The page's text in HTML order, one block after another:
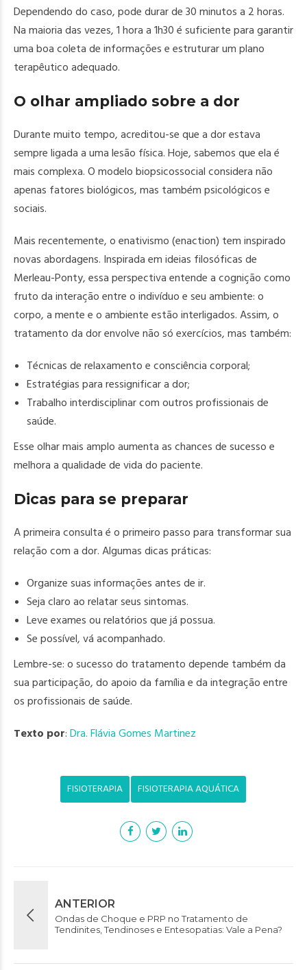
Dependendo do caso, pode durar de 30 minutos a 2 horas.
Na maioria das vezes, 1 hora a 1h30 é suficiente para garantir
uma boa coleta de informações e estruturar um plano
terapêutico adequado.
O olhar ampliado sobre a dor
Durante muito tempo, acreditou-se que a dor estava
sempre ligada a uma lesão física. Hoje, sabemos que ela é
mais complexa. O modelo biopsicossocial considera não
apenas fatores biológicos, mas também psicológicos e
sociais.
Mais recentemente, o enativismo (enaction) tem inspirado
novas abordagens. Inspirada em ideias filosóficas de
Merleau-Ponty, essa perspectiva entende a cognição como
fruto da interação entre o indivíduo e seu ambiente: o
corpo, a mente e o ambiente estão interligados. Assim, o
tratamento da dor envolve não só exercícios, mas também:
Técnicas de relaxamento e consciência corporal;
Estratégias para ressignificar a dor;
Trabalho interdisciplinar com outros profissionais de
saúde.
Esse olhar mais amplo aumenta as chances de sucesso e
melhora a qualidade de vida do paciente.
Dicas para se preparar
A primeira consulta é o primeiro passo para transformar sua
relação com a dor. Algumas dicas práticas:
Organize suas informações antes de ir.
Seja claro ao relatar seus sintomas.
Leve exames ou relatórios que já possua.
Se possível, vá acompanhado.
Lembre-se: o sucesso do tratamento depende também da
sua participação, do apoio da família e da integração entre
os profissionais de saúde.
Texto por: Dra. Flávia Gomes Martinez
FISIOTERAPIA FISIOTERAPIA AQUÁTICA
ANTERIOR
Ondas de Choque e PRP no Tratamento de
Tendinites, Tendinoses e Entesopatias: Vale a Pena?